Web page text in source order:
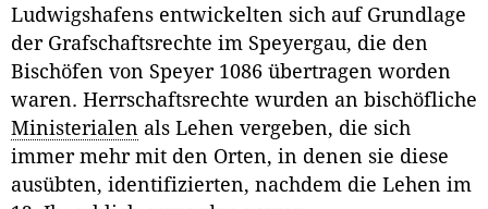
Ludwigshafens entwickelten sich auf Grundlage
der Grafschaftsrechte im Speyergau, die den
Bischöfen von Speyer 1086 übertragen worden
waren. Herrschaftsrechte wurden an bischöfliche
Ministerialen als Lehen vergeben, die sich
immer mehr mit den Orten, in denen sie diese
ausübten, identifizierten, nachdem die Lehen im